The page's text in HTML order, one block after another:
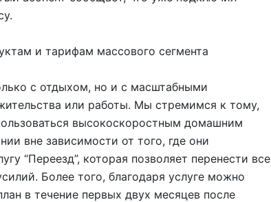
и тарифам массового сегмента
с отдыхом, но и с масштабными
или работы. Мы стремимся к тому,
высокоскоростным домашним
вне зависимости от того, где они
“Переезд”, которая позволяет перенести все
Более того, благодаря услуге можно
в течение первых двух месяцев после